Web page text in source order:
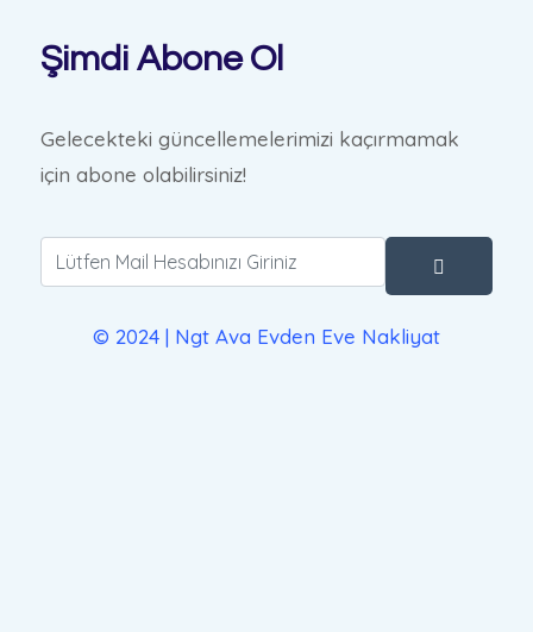
Şimdi Abone Ol
Gelecekteki güncellemelerimizi kaçırmamak
için abone olabilirsiniz!
© 2024 | Ngt Ava Evden Eve Nakliyat